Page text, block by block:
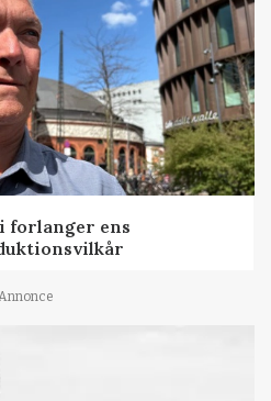
forlanger ens
Annonce